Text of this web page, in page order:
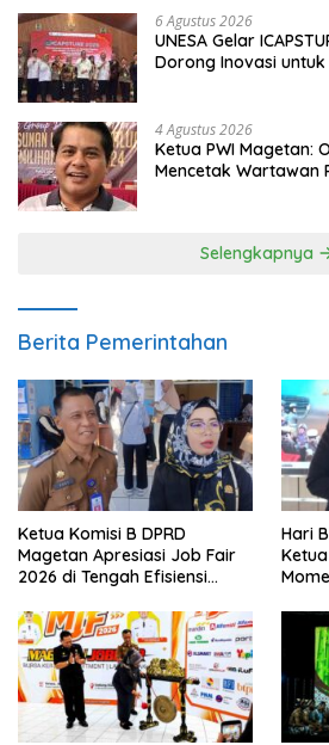
6 Agustus 2026
UNESA Gelar
Dorong Inovasi
4 Agustus 2026
Ketua PWI Magetan:
Mencetak Wartawan
Selengkapnya
Berita Pemerintahan
Ketua Komisi B DPRD
Magetan Apresiasi Job Fair
2026 di Tengah Efisiensi
Hari